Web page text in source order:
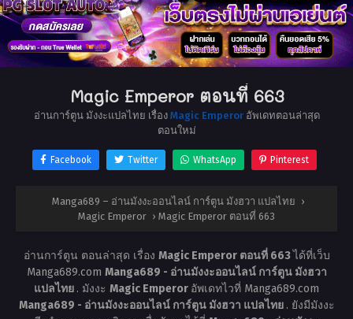
Magic Emperor ตอนที่ 663
อ่านการ์ตูน มังงะแปลไทย เรื่อง Magic Emperorอัพเดทตอนล่าสุด
ตอนใหม่
Facebook Twitter WhatsApp Pinterest
Manga689 – อ่านมังงะออนไลน์ การ์ตูน มังฮวา แปลไทย ›
Magic Emperor › Magic Emperor ตอนที่ 663
อ่านการ์ตูน ตอนล่าสุด เรื่อง Magic Emperor ตอนที่ 663ได้ที่เว็บ
Manga689.com Manga689 - อ่านมังงะออนไลน์ การ์ตูน มังฮวา
แปลไทย . มังงะ Magic Emperor อัพเดทไวที่ Manga689.com
Manga689 - อ่านมังงะออนไลน์ การ์ตูน มังฮวา แปลไทย . ยังมีมังงะ